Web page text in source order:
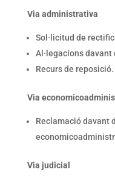
Via administrativa
Sol·licitud de
Al·legacions
Recurs de reposició.
Via
Reclamació davant
Via judicial